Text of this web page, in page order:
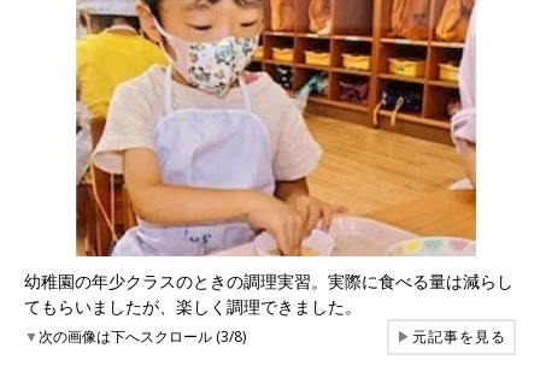
幼稚園の年少クラスのときの調理実習。実際に食べる量は減らし
てもらいましたが、楽しく調理できました。
▼次の画像は下へスクロール (3/8) ▶元記事を見る